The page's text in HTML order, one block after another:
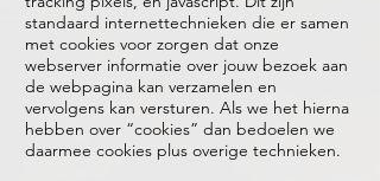
standaard internettechnieken die er samen
met cookies voor zorgen dat onze
webserver informatie over jouw bezoek aan
de webpagina kan verzamelen en
vervolgens kan versturen. Als we het hierna
hebben over “cookies” dan bedoelen we
daarmee cookies plus overige technieken.